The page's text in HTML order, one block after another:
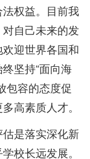
权益。目前我
自己未来的发
迎世界各国和
坚持“面向海
包容的态度促
高素质人才。
是落实深化新
校长远发展。